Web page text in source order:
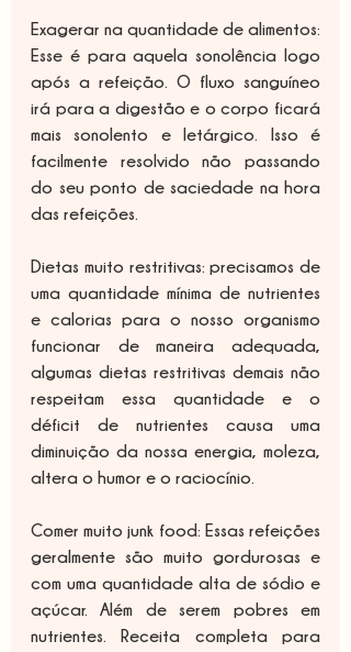
Exagerar na quantidade de alimentos:
Esse é para aquela sonolência logo
após a refeição. O fluxo sanguíneo
irá para a digestão e o corpo ficará
mais sonolento e letárgico. Isso é
facilmente resolvido não passando
do seu ponto de saciedade na hora
das refeições.
Dietas muito restritivas: precisamos de
uma quantidade mínima de nutrientes
e calorias para o nosso organismo
funcionar de maneira adequada,
algumas dietas restritivas demais não
respeitam essa quantidade e o
déficit de nutrientes causa uma
diminuição da nossa energia, moleza,
altera o humor e o raciocínio.
Comer muito junk food: Essas refeições
geralmente são muito gordurosas e
com uma quantidade alta de sódio e
açúcar. Além de serem pobres em
nutrientes. Receita completa para